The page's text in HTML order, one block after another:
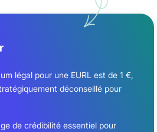
légal pour une EURL est de 1 €,
déconseillé pour
de crédibilité essentiel pour